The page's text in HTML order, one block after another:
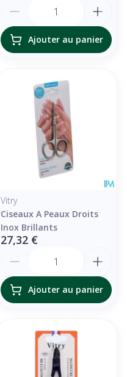
Ajouter au panier
Vitry
Ciseaux A Peaux Droits
Inox Brillants
27,32 €
Ajouter au panier